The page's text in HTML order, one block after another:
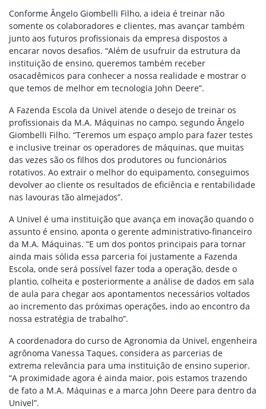
Conforme Ângelo Giombelli Filho, a ideia é treinar não
somente os colaboradores e clientes, mas avançar também
junto aos futuros profissionais da empresa dispostos a
encarar novos desafios. “Além de usufruir da estrutura da
instituição de ensino, queremos também receber
osacadêmicos para conhecer a nossa realidade e mostrar o
que temos de melhor em tecnologia John Deere”.
A Fazenda Escola da Univel atende o desejo de treinar os
profissionais da M.A. Máquinas no campo, segundo Ângelo
Giombelli Filho. “Teremos um espaço amplo para fazer testes
e inclusive treinar os operadores de máquinas, que muitas
das vezes são os filhos dos produtores ou funcionários
rotativos. Ao extrair o melhor do equipamento, conseguimos
devolver ao cliente os resultados de eficiência e rentabilidade
nas lavouras tão almejados”.
A Univel é uma instituição que avança em inovação quando o
assunto é ensino, aponta o gerente administrativo-financeiro
da M.A. Máquinas. “E um dos pontos principais para tornar
ainda mais sólida essa parceria foi justamente a Fazenda
Escola, onde será possível fazer toda a operação, desde o
plantio, colheita e posteriormente a análise de dados em sala
de aula para chegar aos apontamentos necessários voltados
ao incremento das próximas operações, indo ao encontro da
nossa estratégia de trabalho”.
A coordenadora do curso de Agronomia da Univel, engenheira
agrônoma Vanessa Taques, considera as parcerias de
extrema relevância para uma instituição de ensino superior.
“A proximidade agora é ainda maior, pois estamos trazendo
de fato a M.A. Máquinas e a marca John Deere para dentro da
Univel”.